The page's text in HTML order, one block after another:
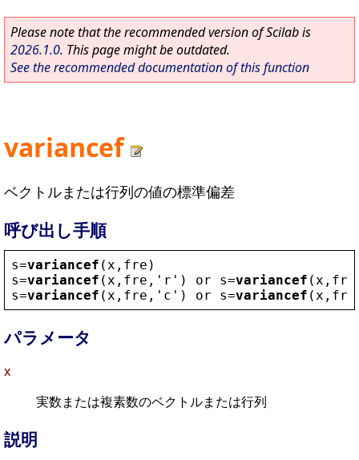
Please note that the recommended version of Scilab is
2026.1.0. This page might be outdated.
See the recommended documentation of this function
variancef
ベクトルまたは行列の値の標準偏差
呼び出し手順
s=variancef ( x , fre )
s=variancef ( x , fre , ' r ' ) or s=variancef ( x , fre
s=variancef ( x , fre , ' c ' ) or s=variancef ( x , fre
パラメータ
x
実数または複素数のベクトルまたは行列
説明